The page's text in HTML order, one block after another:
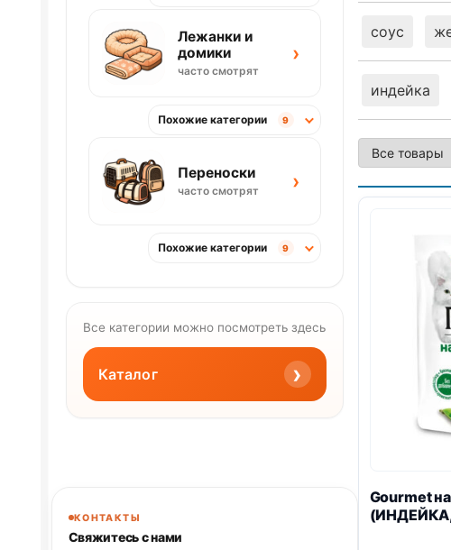
соус
индейка
Gourmet
Лежанки и
домики
часто смотрят
›
Похожие категории 9
Переноски
часто смотрят ›
Похожие категории 9
Все категории можно посмотреть здесь
Каталог ›
КОНТАКТЫ
Свяжитесь с нами